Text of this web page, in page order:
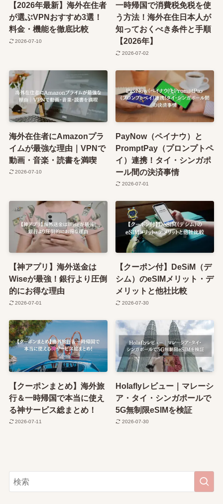
【2026年最新】海外在住者
が選ぶVPNおすすめ3選！
料金・機能を徹底比較
2026-07-10
一時帰国で消費税免税を使
う方法！海外在住日本人が
知っておくべき条件と手順
【2026年】
2026-07-02
海外在住者にAmazonプラ
イムが最強な理由｜VPNで
動画・音楽・読書を満喫
2026-07-10
PayNow（ペイナウ）と
PromptPay（プロンプトペ
イ）連携！タイ・シンガポ
ール間の決済事情
2026-07-01
【神アプリ】海外送金は
Wiseが最強！銀行より圧倒
的にお得な理由
2026-07-01
【クーポン付】DeSiM（デ
シム）のeSIMメリット・デ
メリットと他社比較
2026-07-30
【クーポンまとめ】海外旅
行＆一時帰国で本当に使え
る神サービス総まとめ！
2026-07-11
Holaflyレビュー｜マレーシ
ア・タイ・シンガポールで
5G無制限eSIMを検証
2026-07-30